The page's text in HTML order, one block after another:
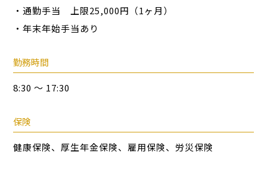
・通勤手当 上限25,000円（1ヶ月）
・年末年始手当あり
勤務時間
8:30 ～ 17:30
保険
健康保険、厚生年金保険、雇用保険、労災保険